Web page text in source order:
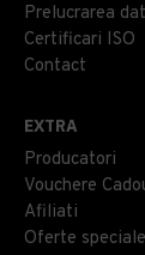
Prelucrarea
Certificari ISO
Contact
EXTRA
Producatori
Vouchere
Afiliati
Oferte speciale